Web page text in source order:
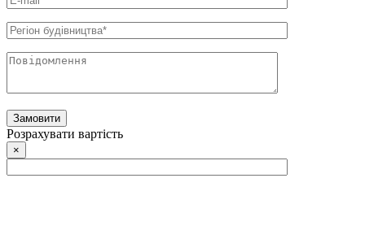
Розрахувати вартість
×